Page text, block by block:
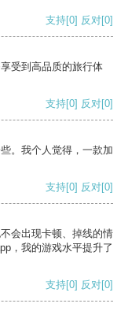
支持[0] 反对[0]
受到高品质的旅行体
支持[0] 反对[0]
。我个人觉得，一款加
支持[0] 反对[0]
会出现卡顿、掉线的情
，我的游戏水平提升了
支持[0] 反对[0]